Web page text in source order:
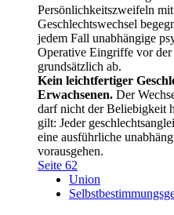
Persönlichkeitszweifeln
Geschlechtswechsel
jedem Fall unabhängige
Operative Eingriffe vor
grundsätzlich ab.
Kein leichtfertiger
Erwachsenen. Der
darf nicht der Beliebigkeit
gilt: Jeder
eine ausführliche
vorausgehen.
Seite 62
Union